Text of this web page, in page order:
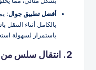
أفضل تطبيق جوال:
بالكامل أثناء
باستمرار لسهولة
2. انتقال سلس من Guesty للمضيفين